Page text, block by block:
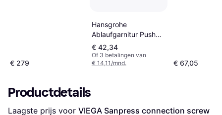
€ 279
Hansgrohe
Ablaufgarnitur Push
Open
€ 42,34
Of 3 betalingen van
€ 14,11/mnd.
€ 67,05
Productdetails
Laagste prijs voor VIEGA Sanpress connection screw